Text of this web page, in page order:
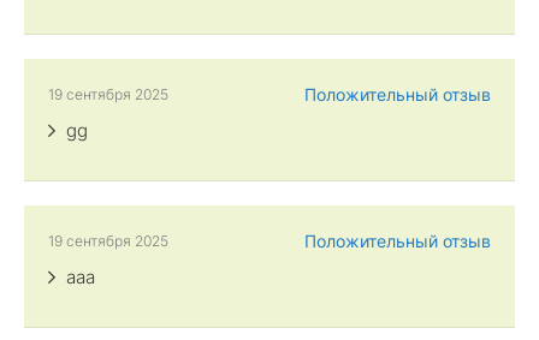
Положительный отзыв
19 сентября 2025
gg
Положительный отзыв
19 сентября 2025
aaa